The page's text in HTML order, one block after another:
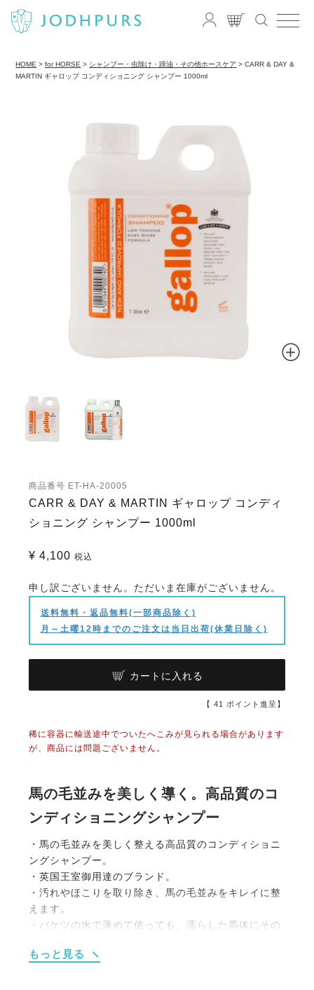
HOME for HORSE シャンプー・虫除け・蹄油・その他ホースケア
CARR & DAY &
MARTIN ギャロップ コンディショニング シャンプー 1000ml
商品番号 ET-HA-20005
CARR & DAY & MARTIN ギャロップ コンディ
ショニング シャンプー 1000ml
¥ 4,100 税込
申し訳ございません。ただいま在庫がございません。
送料無料・返品無料(一部商品除く)
月～土曜12時までのご注文は当日出荷(休業日除く)
カートに入れる
【 41 ポイント進呈】
稀に容器に輸送途中でついたへこみが見られる場合があります
が、商品には問題ございません。
馬の毛並みを美しく導く。高品質のコ
ンディショニングシャンプー
・馬の毛並みを美しく整える高品質のコンディショニ
ングシャンプー。
・英国王室御用達のブランド。
・汚れやほこりを取り除き、馬の毛並みをキレイに整
えます。
・バケツの水で薄めて使っても、濡らした馬体にその
・スポンジかブラシ、または手にとって馬体をマッサ
もっと見る